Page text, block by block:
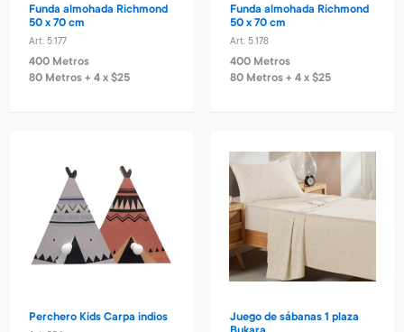
Funda almohada Richmond
50 x 70 cm
Art. 5.177
400 Metros
80 Metros + 4 x $25
Funda almohada Richmond
50 x 70 cm
Art. 5.178
400 Metros
80 Metros + 4 x $25
Perchero Kids Carpa indios
Juego de sábanas 1 plaza